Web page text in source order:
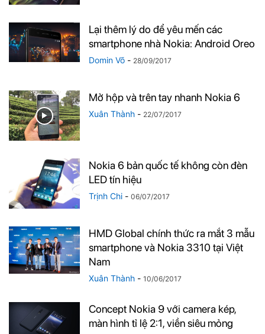
Lại thêm lý do để yêu mến các
smartphone nhà Nokia: Android Oreo
Domin Võ - 28/09/2017
Mở hộp và trên tay nhanh Nokia 6
Xuân Thành - 22/07/2017
Nokia 6 bản quốc tế không còn đèn
LED tín hiệu
Trịnh Chi - 06/07/2017
HMD Global chính thức ra mắt 3 mẫu
smartphone và Nokia 3310 tại Việt
Nam
Xuân Thành - 10/06/2017
Concept Nokia 9 với camera kép,
màn hình tỉ lệ 2:1, viền siêu mỏng